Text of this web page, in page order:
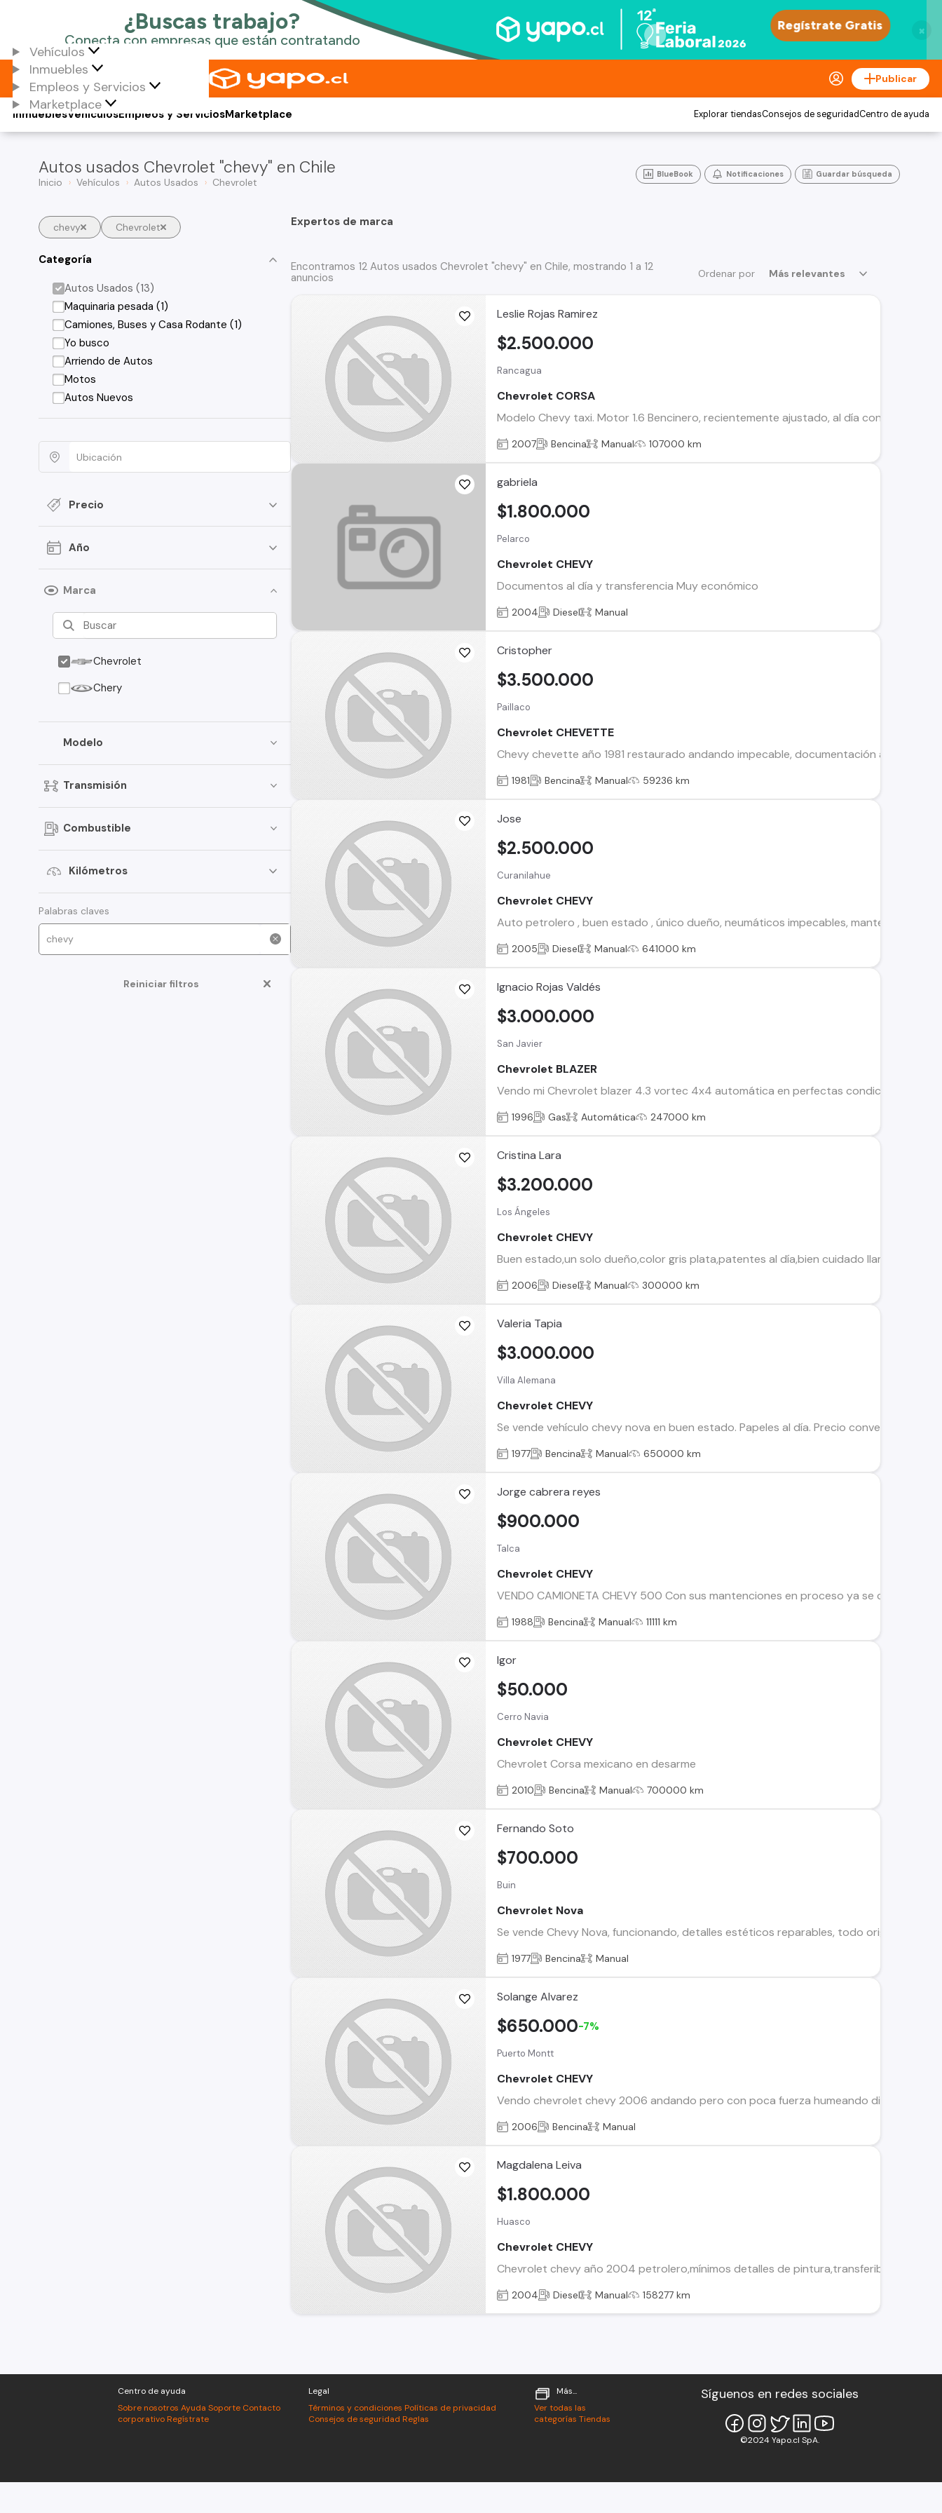
×
Vehículos
Inmuebles
Empleos y Servicios
Marketplace
Publicar
Vehículos
Inmuebles Empleos y ServiciosMarketplace Explorar tiendasConsejos de seguridadCentro de ayuda
Autos usados Chevrolet "chevy" en Chile
Inicio Vehículos Autos Usados Chevrolet
BlueBook Notificaciones Guardar búsqueda
chevy Chevrolet
Categoría
Autos Usados (13)
Maquinaria pesada (1)
Camiones, Buses y Casa Rodante (1)
Yo busco
Arriendo de Autos
Motos
Autos Nuevos
Precio
Año
Marca
Chevrolet
Chery
Modelo
Transmisión
Combustible
Kilómetros
Palabras claves
Reiniciar filtros
Expertos de marca
Ordenar por Más relevantes
Encontramos 12 Autos usados Chevrolet "chevy" en Chile, mostrando 1 a 12
anuncios
Leslie Rojas Ramirez
Rancagua
Chevrolet CORSA
Modelo Chevy taxi. Motor 1.6 Bencinero, recientemente ajustado, al día con cambio
$2.500.000
2007 Bencina Manual 107000 km
gabriela
Pelarco
Chevrolet CHEVY
Documentos al día y transferencia Muy económico
$1.800.000
2004 Diesel Manual
Cristopher
Paillaco
Chevrolet CHEVETTE
Chevy chevette año 1981 restaurado andando impecable, documentación al día y
$3.500.000
1981 Bencina Manual 59236 km
Jose
Curanilahue
Chevrolet CHEVY
Auto petrolero , buen estado , único dueño, neumáticos impecables, mantenciones y
$2.500.000
2005 Diesel Manual 641000 km
Ignacio Rojas Valdés
San Javier
Chevrolet BLAZER
Vendo mi Chevrolet blazer 4.3 vortec 4x4 automática en perfectas condiciones con
$3.000.000
1996 Gas Automática 247000 km
Cristina Lara
Los Ángeles
Chevrolet CHEVY
Buen estado,un solo dueño,color gris plata,patentes al día,bien cuidado llamar fono .-
$3.200.000
2006 Diesel Manual 300000 km
Valeria Tapia
Villa Alemana
Chevrolet CHEVY
Se vende vehículo chevy nova en buen estado. Papeles al día. Precio conversable.
$3.000.000
1977 Bencina Manual 650000 km
Jorge cabrera reyes
Talca
Chevrolet CHEVY
VENDO CAMIONETA CHEVY 500 Con sus mantenciones en proceso ya se cambió
$900.000
1988 Bencina Manual 11111 km
Igor
Cerro Navia
Chevrolet CHEVY
Chevrolet Corsa mexicano en desarme
$50.000
2010 Bencina Manual 700000 km
Fernando Soto
Buin
Chevrolet Nova
Se vende Chevy Nova, funcionando, detalles estéticos reparables, todo original, sin
$700.000
1977 Bencina Manual
Solange Alvarez
Puerto Montt
Chevrolet CHEVY
Vendo chevrolet chevy 2006 andando pero con poca fuerza humeando disco de
$650.000-7%
2006 Bencina Manual
Magdalena Leiva
Huasco
Chevrolet CHEVY
Chevrolet chevy año 2004 petrolero,mínimos detalles de pintura,transferible, precio
$1.800.000
2004 Diesel Manual 158277 km
Centro de ayuda
Sobre nosotros Ayuda Soporte Contacto
corporativo Regístrate
Legal
Términos y condiciones Políticas de privacidad
Consejos de seguridad Reglas
Más...
Ver todas las
categorías Tiendas
Síguenos en redes sociales
©2024 Yapo.cl SpA.